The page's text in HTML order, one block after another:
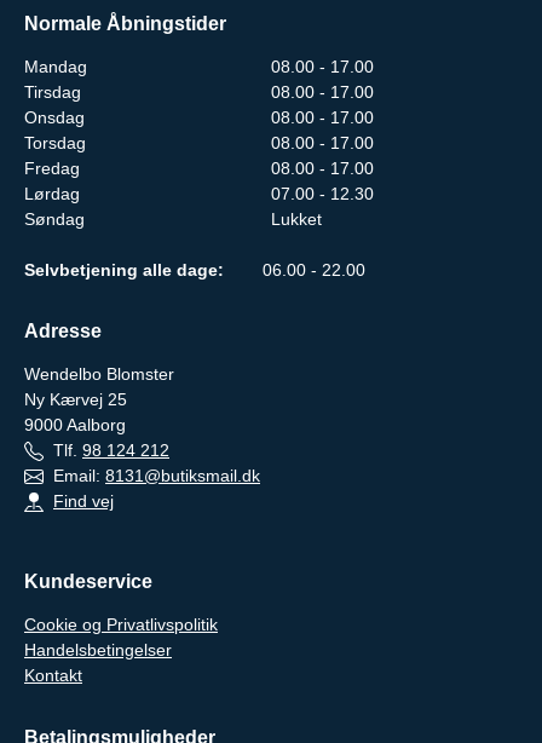
Normale Åbningstider
Mandag
08.00 - 17.00
Tirsdag
08.00 - 17.00
Onsdag
08.00 - 17.00
Torsdag
08.00 - 17.00
Fredag
08.00 - 17.00
Lørdag
07.00 - 12.30
Søndag
Lukket
Selvbetjening alle dage: 06.00 - 22.00
Adresse
Wendelbo Blomster
Ny Kærvej 25
9000Aalborg
Tlf. 98 124 212
Email: 8131@butiksmail.dk
Find vej
Kundeservice
Cookie og Privatlivspolitik
Handelsbetingelser
Kontakt
Betalingsmuligheder